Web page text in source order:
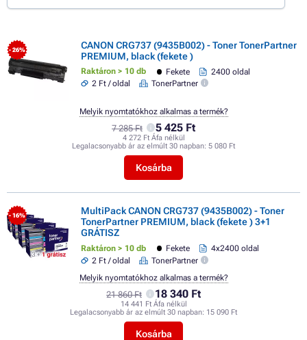
- 26%
CANON CRG737 (9435B002) - Toner TonerPartner
PREMIUM, black (fekete )
Raktáron > 10 db Fekete
2400 oldal
2 Ft / oldal
TonerPartner
7 285 Ft 5 425 Ft
4 272 Ft Áfa nélkül
Legalacsonyabb ár az elmúlt 30 napban: 5 080 Ft
Kosárba
Melyik nyomtatókhoz alkalmas a termék?
- 16%
MultiPack CANON CRG737 (9435B002) - Toner
TonerPartner PREMIUM, black (fekete ) 3+1
GRÁTISZ
Raktáron > 10 db Fekete
4x2400 oldal
2 Ft / oldal
TonerPartner
21 860 Ft 18 340 Ft
14 441 Ft Áfa nélkül
Legalacsonyabb ár az elmúlt 30 napban: 15 090 Ft
Kosárba
Melyik nyomtatókhoz alkalmas a termék?